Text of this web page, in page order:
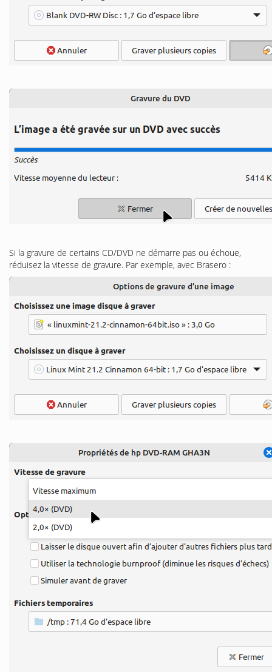
Si la gravure de certains CD/DVD ne démarre pas ou échoue,
réduisez la vitesse de gravure. Par exemple, avec Brasero :